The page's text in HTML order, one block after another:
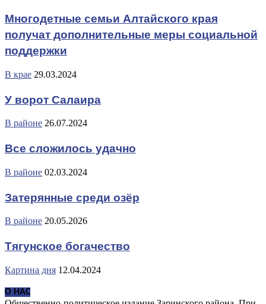
Многодетные семьи Алтайского края
получат дополнительные меры социальной
поддержки
В крае 29.03.2024
У ворот Салаира
В районе 26.07.2024
Все сложилось удачно
В районе 02.03.2024
Затерянные среди озёр
В районе 20.05.2026
Тягунское богачество
Картина дня 12.04.2024
О НАС